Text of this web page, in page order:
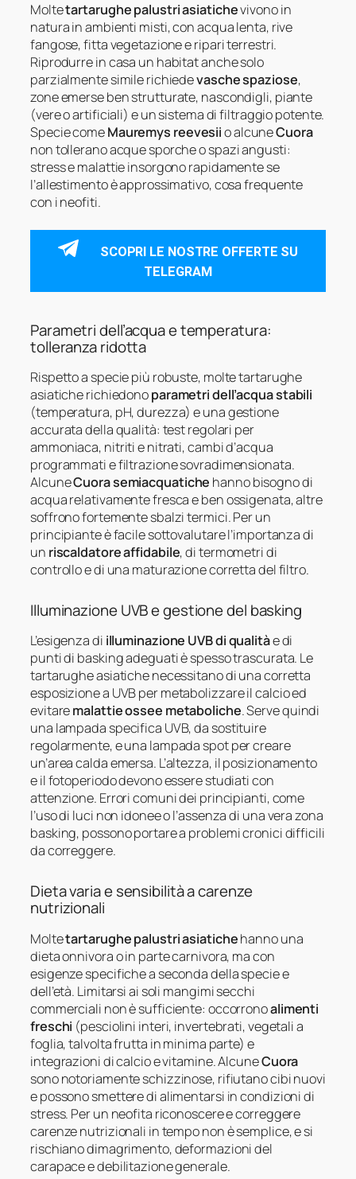
Moltetartarughe palustri asiatichevivono in
natura in ambienti misti, con acqua lenta, rive
fangose, fitta vegetazione e ripari terrestri.
Riprodurre in casa un habitat anche solo
parzialmente simile richiedevasche spaziose,
zone emerse ben strutturate, nascondigli, piante
(vere o artificiali) e un sistema di filtraggio potente.
Specie comeMauremys reevesiio alcuneCuora
non tollerano acque sporche o spazi angusti:
stress e malattie insorgono rapidamente se
l’allestimento è approssimativo, cosa frequente
con i neofiti.
SCOPRI LE NOSTRE OFFERTE SU
TELEGRAM
Parametri dell’acqua e temperatura:
tolleranza ridotta
Rispetto a specie più robuste, molte tartarughe
asiatiche richiedonoparametri dell’acqua stabili
(temperatura, pH, durezza) e una gestione
accurata della qualità: test regolari per
ammoniaca, nitriti e nitrati, cambi d’acqua
programmati e filtrazione sovradimensionata.
AlcuneCuora semiacquatiche hanno bisogno di
acqua relativamente fresca e ben ossigenata, altre
soffrono fortemente sbalzi termici. Per un
principiante è facile sottovalutare l’importanza di
un riscaldatore affidabile, di termometri di
controllo e di una maturazione corretta del filtro.
Illuminazione UVB e gestione del basking
L’esigenza di illuminazione UVB di qualitàe di
punti di basking adeguati è spesso trascurata. Le
tartarughe asiatiche necessitano di una corretta
esposizione a UVB per metabolizzare il calcio ed
evitaremalattie ossee metaboliche. Serve quindi
una lampada specifica UVB, da sostituire
regolarmente, e una lampada spot per creare
un’area calda emersa. L’altezza, il posizionamento
e il fotoperiodo devono essere studiati con
attenzione. Errori comuni dei principianti, come
l’uso di luci non idonee o l’assenza di una vera zona
basking, possono portare a problemi cronici difficili
da correggere.
Dieta varia e sensibilità a carenze
nutrizionali
Moltetartarughe palustri asiatichehanno una
dieta onnivora o in parte carnivora, ma con
esigenze specifiche a seconda della specie e
dell’età. Limitarsi ai soli mangimi secchi
commerciali non è sufficiente: occorronoalimenti
freschi (pesciolini interi, invertebrati, vegetali a
foglia, talvolta frutta in minima parte) e
integrazioni di calcio e vitamine. AlcuneCuora
sono notoriamente schizzinose, rifiutano cibi nuovi
e possono smettere di alimentarsi in condizioni di
stress. Per un neofita riconoscere e correggere
carenze nutrizionali in tempo non è semplice, e si
rischiano dimagrimento, deformazioni del
carapace e debilitazione generale.